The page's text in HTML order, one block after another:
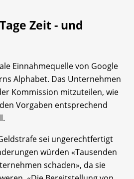
Zeit - und
Einnahmequelle von Google
Alphabet. Das Unternehmen
Kommission mitzuteilen, wie
Vorgaben entsprechend
sei ungerechtfertigt
würden «Tausenden
schaden», da sie